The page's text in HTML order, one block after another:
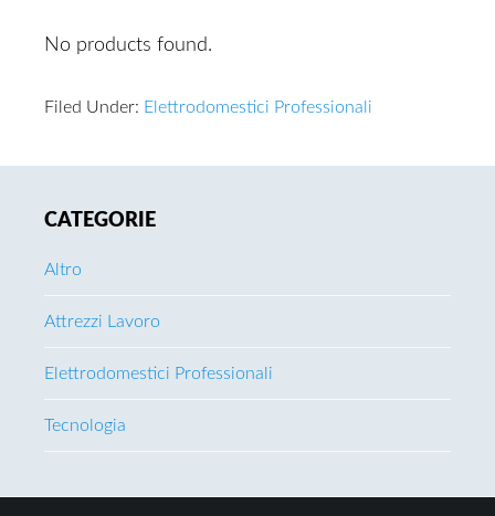
No products found.
Filed Under: Elettrodomestici Professionali
Sidebar
CATEGORIE
Altro
Attrezzi Lavoro
Elettrodomestici Professionali
Tecnologia